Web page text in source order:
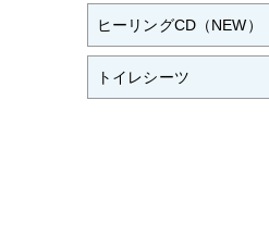
ヒーリングCD（NEW）
トイレシーツ